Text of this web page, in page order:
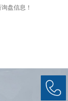
盘信息！